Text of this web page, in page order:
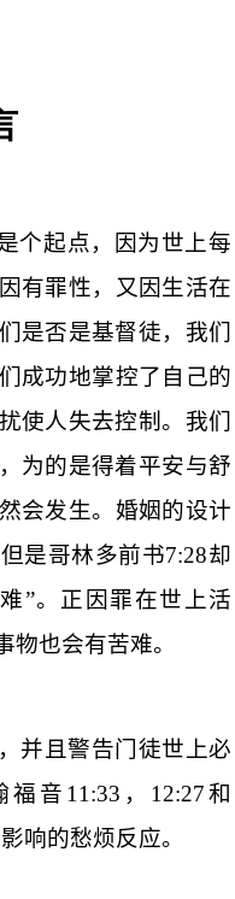
个起点，因为世上每
有罪性， 又 因生活在
是否是基督徒，我们
成功地掌控了自己的
使人失去控制。我们
为的是得着平安与舒
会发生。婚姻的设计
是哥林多前书7:28却
”。 正 因罪在世上活
物也会有苦难。
， 并且警告门徒世上必
福音 11:33 ， 12:27和
影响的愁烦反应。